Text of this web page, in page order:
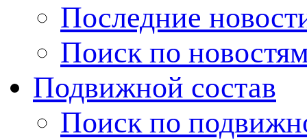
Последние
Поиск по
Подвижной состав
Поиск по